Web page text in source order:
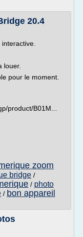
20.4
louer.
pour le moment.
product/B01M...
zoom
bridge /
/ photo
/ bon appareil